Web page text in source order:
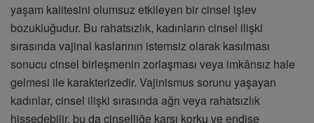
yaşam kalitesini olumsuz etkileyen bir cinsel işlev
bozukluğudur. Bu rahatsızlık, kadınların cinsel ilişki
sırasında vajinal kaslarının istemsiz olarak kasılması
sonucu cinsel birleşmenin zorlaşması veya imkânsız hale
gelmesi ile karakterizedir. Vajinismus sorunu yaşayan
kadınlar, cinsel ilişki sırasında ağrı veya rahatsızlık
hissedebilir, bu da cinselliğe karşı korku ve endişe